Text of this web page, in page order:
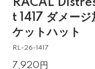
RACAL
t 1417 ダメー
ケットハット
RL-26-1417
7,920円